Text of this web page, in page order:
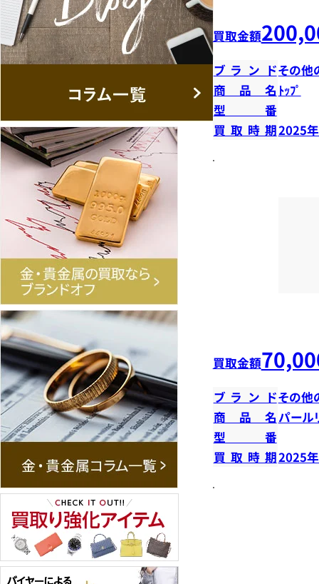
買取金額
ブランドその他
商品名 ﾄｯﾌﾟ
型番
買取時期2025
買取金額
ブランドその他
商品名 パール
型番
買取時期2025